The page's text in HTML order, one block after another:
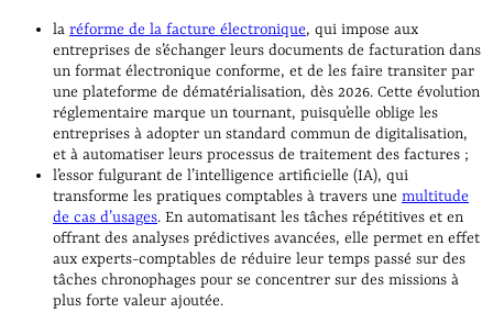
la réforme de la facture électronique, qui impose aux
entreprises de s’échanger leurs documents de facturation dans
un format électronique conforme, et de les faire transiter par
une plateforme de dématérialisation, dès 2026. Cette évolution
réglementaire marque un tournant, puisqu’elle oblige les
entreprises à adopter un standard commun de digitalisation,
et à automatiser leurs processus de traitement des factures ;
l’essor fulgurant de l’intelligence artificielle (IA), qui
transforme les pratiques comptables à travers une multitude
de cas d’usages. En automatisant les tâches répétitives et en
offrant des analyses prédictives avancées, elle permet en effet
aux experts-comptables de réduire leur temps passé sur des
tâches chronophages pour se concentrer sur des missions à
plus forte valeur ajoutée.